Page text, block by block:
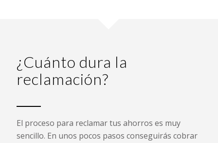
¿Cuánto dura la
reclamación?
El proceso para reclamar tus ahorros es muy
sencillo. En unos pocos pasos conseguirás cobrar